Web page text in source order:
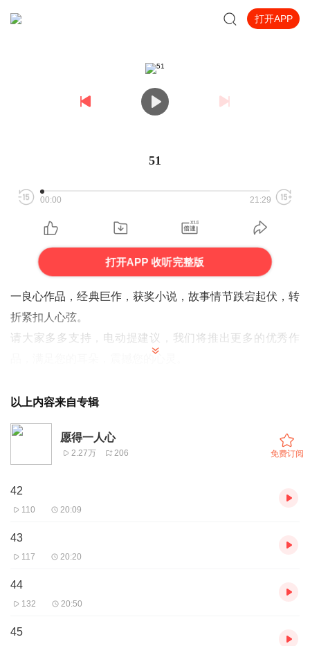
打开APP
51
00:00 21:29
打开APP 收听完整版
一良心作品，经典巨作，获奖小说，故事情节跌宕起伏，转
折紧扣人心弦。
请大家多多支持，电动提建议，我们将推出更多的优秀作
折紧扣人心弦。
请大家多多支持，电动提建议，我们将推出更多的优秀作
品，满足您的耳朵，震撼您的心灵。
以上内容来自专辑
愿得一人心
2.27万 206 免费订阅
42
110 20:09
43
117 20:20
44
132 20:50
45